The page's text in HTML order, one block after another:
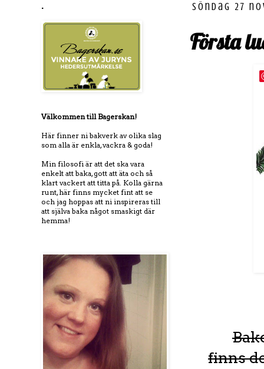
söndag 27
Första
finns
.
Välkommen till Bagerskan!
Här finner ni bakverk av olika slag
som alla är enkla, vackra & goda!
Min filosofi är att det ska vara
enkelt att baka, gott att äta och så
klart vackert att titta på. Kolla gärna
runt, här finns mycket fint att se
och jag hoppas att ni inspireras till
att själva baka något smaskigt där
hemma!